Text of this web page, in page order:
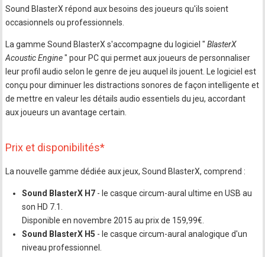
Sound BlasterX répond aux besoins des joueurs qu'ils soient
occasionnels ou professionnels.
La gamme Sound BlasterX s'accompagne du logiciel " BlasterX
Acoustic Engine" pour PC qui permet aux joueurs de personnaliser
leur profil audio selon le genre de jeu auquel ils jouent. Le logiciel est
conçu pour diminuer les distractions sonores de façon intelligente et
de mettre en valeur les détails audio essentiels du jeu, accordant
aux joueurs un avantage certain.
Prix et disponibilités*
La nouvelle gamme dédiée aux jeux, Sound BlasterX, comprend :
Sound BlasterX H7 - le casque circum-aural ultime en USB au
son HD 7.1.
Disponible en novembre 2015 au prix de 159,99€.
Sound BlasterX H5 - le casque circum-aural analogique d'un
niveau professionnel.